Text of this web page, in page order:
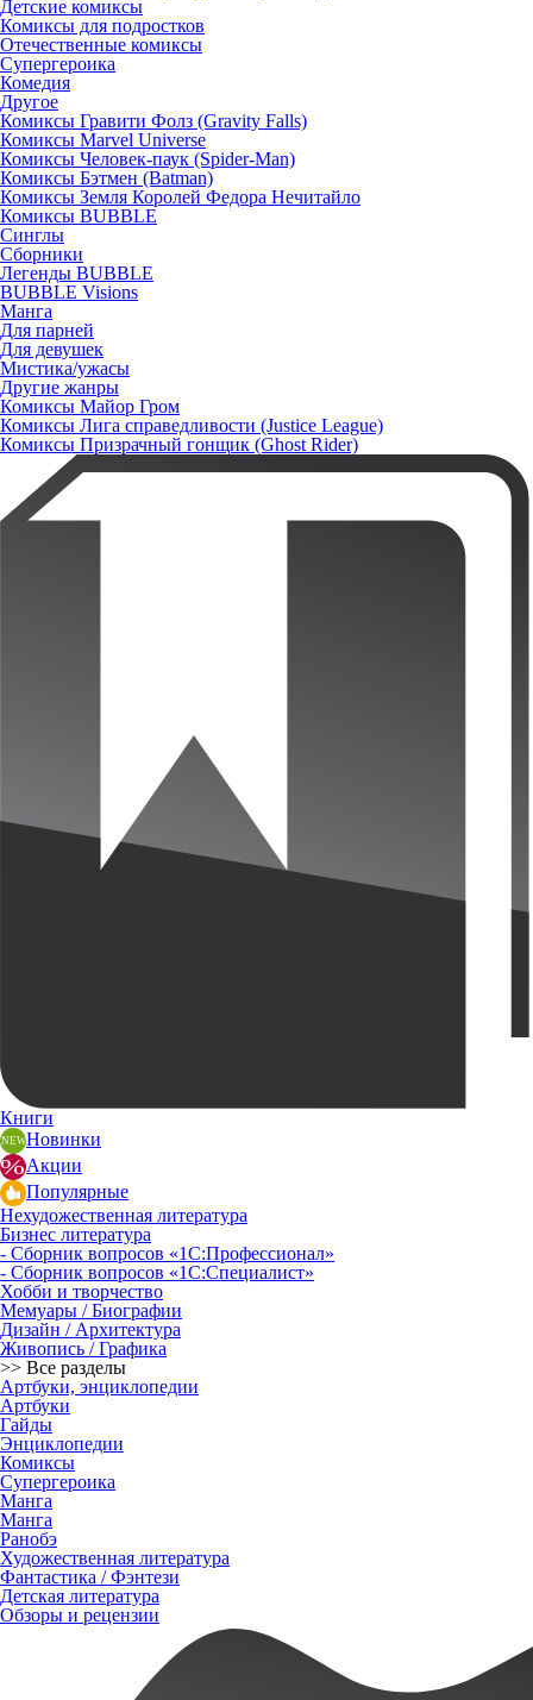
Детские комиксы
Комиксы для подростков
Отечественные комиксы
Супергероика
Комедия
Другое
Комиксы Гравити Фолз (Gravity Falls)
Комиксы Marvel Universe
Комиксы Человек-паук (Spider-Man)
Комиксы Бэтмен (Batman)
Комиксы Земля Королей Федора Нечитайло
Комиксы BUBBLE
Синглы
Сборники
Легенды BUBBLE
BUBBLE Visions
Манга
Для парней
Для девушек
Мистика/ужасы
Другие жанры
Комиксы Майор Гром
Комиксы Лига справедливости (Justice League)
Комиксы Призрачный гонщик (Ghost Rider)
Книги
Новинки
Акции
Популярные
Нехудожественная литература
Бизнес литература
- Сборник вопросов «1С:Профессионал»
- Сборник вопросов «1С:Специалист»
Хобби и творчество
Мемуары / Биографии
Дизайн / Архитектура
Живопись / Графика
>> Все разделы
Артбуки, энциклопедии
Артбуки
Гайды
Энциклопедии
Комиксы
Супергероика
Манга
Манга
Ранобэ
Художественная литература
Фантастика / Фэнтези
Детская литература
Обзоры и рецензии